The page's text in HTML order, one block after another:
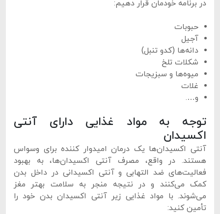
در برنامه خودمان قرار دهیم:
حبوبات
آجیل
دانه‌ها (کدو تنبل)
شکلات تلخ
میوه‌ها و سبزیجات
غلات
و….
توجه به مواد غذایی دارای آنتی
اکسیدان
آنتی اکسیدان‌ها یک درمان امیدوار کننده برای وسواس
هستند. در واقع، مصرف آنتی اکسیدان‌ها، به بهبود
فعالیت‌های ضد التهابی و آنتی اکسیدانی در داخل بدن
کمک می‌کنند و در نتیجه منجر به سلامت بهتر مغز
می‌شوند. با مواد غذایی زیر آنتی اکسیدان بدن خود را
تأمین کنید: